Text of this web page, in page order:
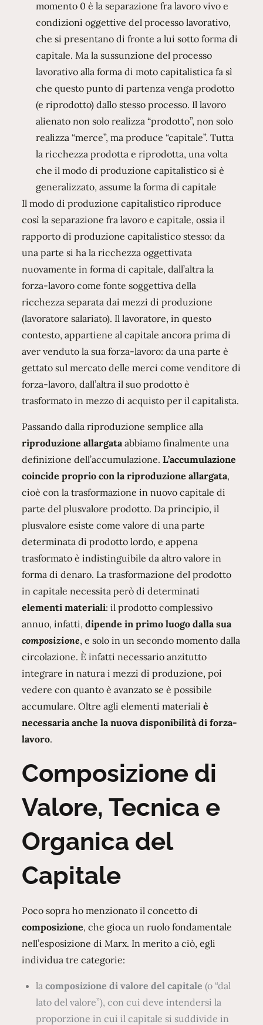
momento 0 è la separazione fra lavoro vivo e
condizioni oggettive del processo lavorativo,
che si presentano di fronte a lui sotto forma di
capitale. Ma la sussunzione del processo
lavorativo alla forma di moto capitalistica fa sì
che questo punto di partenza venga prodotto
(e riprodotto) dallo stesso processo. Il lavoro
alienato non solo realizza “prodotto”, non solo
realizza “merce”, ma produce “capitale”. Tutta
la ricchezza prodotta e riprodotta, una volta
che il modo di produzione capitalistico si è
generalizzato, assume la forma di capitale
Il modo di produzione capitalistico riproduce
così la separazione fra lavoro e capitale, ossia il
rapporto di produzione capitalistico stesso: da
una parte si ha la ricchezza oggettivata
nuovamente in forma di capitale, dall’altra la
forza-lavoro come fonte soggettiva della
ricchezza separata dai mezzi di produzione
(lavoratore salariato). Il lavoratore, in questo
contesto, appartiene al capitale ancora prima di
aver venduto la sua forza-lavoro: da una parte è
gettato sul mercato delle merci come venditore di
forza-lavoro, dall’altra il suo prodotto è
trasformato in mezzo di acquisto per il capitalista.
Passando dalla riproduzione semplice alla
riproduzione allargata abbiamo finalmente una
definizione dell’accumulazione.L’accumulazione
coincide proprio con la riproduzione allargata,
cioè con la trasformazione in nuovo capitale di
parte del plusvalore prodotto. Da principio, il
plusvalore esiste come valore di una parte
determinata di prodotto lordo, e appena
trasformato è indistinguibile da altro valore in
forma di denaro. La trasformazione del prodotto
in capitale necessita però di determinati
elementi materiali: il prodotto complessivo
annuo, infatti,dipende in primo luogo dalla sua
composizione, e solo in un secondo momento dalla
circolazione. È infatti necessario anzitutto
integrare in natura i mezzi di produzione, poi
vedere con quanto è avanzato se è possibile
accumulare. Oltre agli elementi materialiè
necessaria anche la nuova disponibilità di forza-
lavoro.
Composizione di
Valore, Tecnica e
Organica del
Capitale
Poco sopra ho menzionato il concetto di
composizione, che gioca un ruolo fondamentale
nell’esposizione di Marx. In merito a ciò, egli
individua tre categorie:
lacomposizione di valore del capitale (o “dal
lato del valore”), con cui deve intendersi la
proporzione in cui il capitale si suddivide in